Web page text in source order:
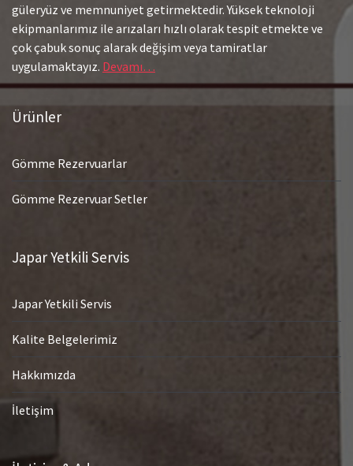
güleryüz ve memnuniyet getirmektedir. Yüksek teknoloji
ekipmanlarımız ile arızaları hızlı olarak tespit etmekte ve
çok çabuk sonuç alarak değişim veya tamiratlar
uygulamaktayız. Devamı…
Ürünler
Gömme Rezervuarlar
Gömme Rezervuar Setler
Japar Yetkili Servis
Japar Yetkili Servis
Kalite Belgelerimiz
Hakkımızda
İletişim